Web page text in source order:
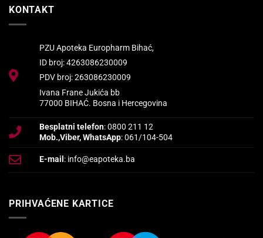
KONTAKT
PZU Apoteka Europharm Bihać,
ID broj: 4263086230009
PDV broj: 263086230009
Ivana Frane Jukića bb
77000 BIHAĆ. Bosna i Hercegovina
Besplatni telefon: 0800 211 12
Mob.,Viber, WhatsApp: 061/104-504
E-mail : info@eapoteka.ba
PRIHVAĆENE KARTICE